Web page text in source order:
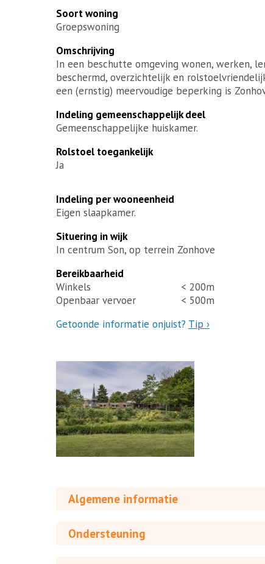
Soort woning
Groepswoning
Omschrijving
In een beschutte omgeving wonen, werken,
beschermd, overzichtelijk en
een (ernstig) meervoudige beperking is
Indeling gemeenschappelijk deel
Gemeenschappelijke huiskamer.
Rolstoel toegankelijk
Ja
Indeling per wooneenheid
Eigen slaapkamer.
Situering in wijk
In centrum Son, op terrein Zonhove
Bereikbaarheid
Winkels
< 200m
Openbaar vervoer
< 500m
Getoonde informatie onjuist? Tip ›
Algemene informatie
Ondersteuning